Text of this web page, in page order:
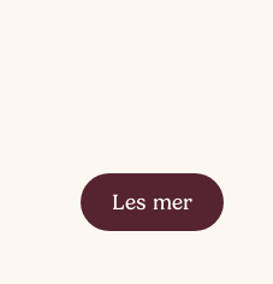
Les mer